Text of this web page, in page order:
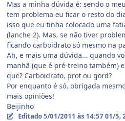
Mas a minha dúvida é: sendo o
tem problema eu ficar o resto do
isso que eu tinha colocado uma
(lanche 2). Mas, se não tiver
ficando carboidrato só mesmo na
Ah, e mais uma dúvida... quando
manhã (que é pré-treino também)
que? Carboidrato, prot ou gord?
Por enquanto é só, obrigada
mais opiniões!
Beijinho
Editado5/01/2011 às 14:5701/5,